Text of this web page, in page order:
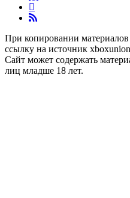
При копировании материалов
ссылку на источник
Сайт может содержать
лиц младше 18 лет.